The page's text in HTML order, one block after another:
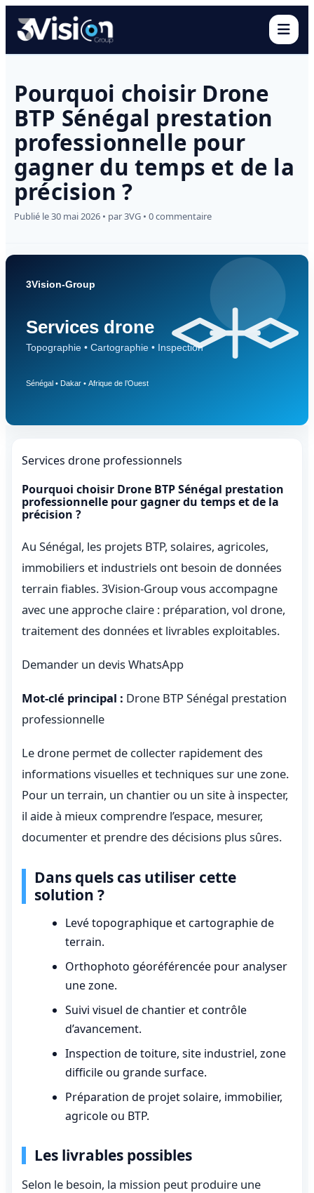
Pourquoi choisir Drone
BTP Sénégal prestation
professionnelle pour
gagner du temps et de la
précision ?
Publié le 30 mai 2026 • par 3VG • 0 commentaire
Services drone professionnels
Pourquoi choisir Drone BTP Sénégal prestation
professionnelle pour gagner du temps et de la
précision ?
Au Sénégal, les projets BTP, solaires, agricoles,
immobiliers et industriels ont besoin de données
terrain fiables. 3Vision-Group vous accompagne
avec une approche claire : préparation, vol drone,
traitement des données et livrables exploitables.
Demander un devis WhatsApp
Mot-clé principal : Drone BTP Sénégal prestation
professionnelle
Le drone permet de collecter rapidement des
informations visuelles et techniques sur une zone.
Pour un terrain, un chantier ou un site à inspecter,
il aide à mieux comprendre l’espace, mesurer,
documenter et prendre des décisions plus sûres.
Dans quels cas utiliser cette
solution ?
Levé topographique et cartographie de
terrain.
Orthophoto géoréférencée pour analyser
une zone.
Suivi visuel de chantier et contrôle
d’avancement.
Inspection de toiture, site industriel, zone
difficile ou grande surface.
Préparation de projet solaire, immobilier,
agricole ou BTP.
Les livrables possibles
Selon le besoin, la mission peut produire une